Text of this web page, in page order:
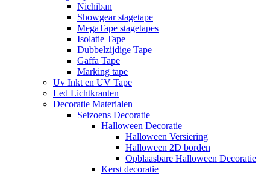
Nichiban
Showgear stagetape
MegaTape stagetapes
Isolatie Tape
Dubbelzijdige Tape
Gaffa Tape
Marking tape
Uv Inkt en UV Tape
Led Lichtkranten
Decoratie Materialen
Seizoens Decoratie
Halloween Decoratie
Halloween Versiering
Halloween 2D borden
Opblaasbare Halloween Decoratie
Kerst decoratie